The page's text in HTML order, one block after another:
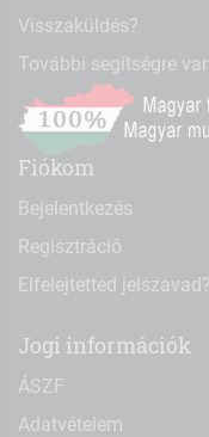
Visszaküldés?
További segítségre
Fiókom
Bejelentkezés
Regisztráció
Elfelejtetted jelszavad?
Jogi információk
ÁSZF
Adatvételem